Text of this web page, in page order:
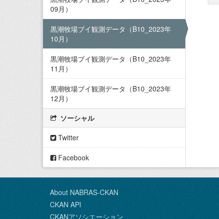
09月）
黒潮牧場ブイ観測データ（B10_2023年
10月）
黒潮牧場ブイ観測データ（B10_2023年
11月）
黒潮牧場ブイ観測データ（B10_2023年
12月）
ソーシャル
Twitter
Facebook
About NABRAS-CKAN
CKAN API
CKANアソシエーション